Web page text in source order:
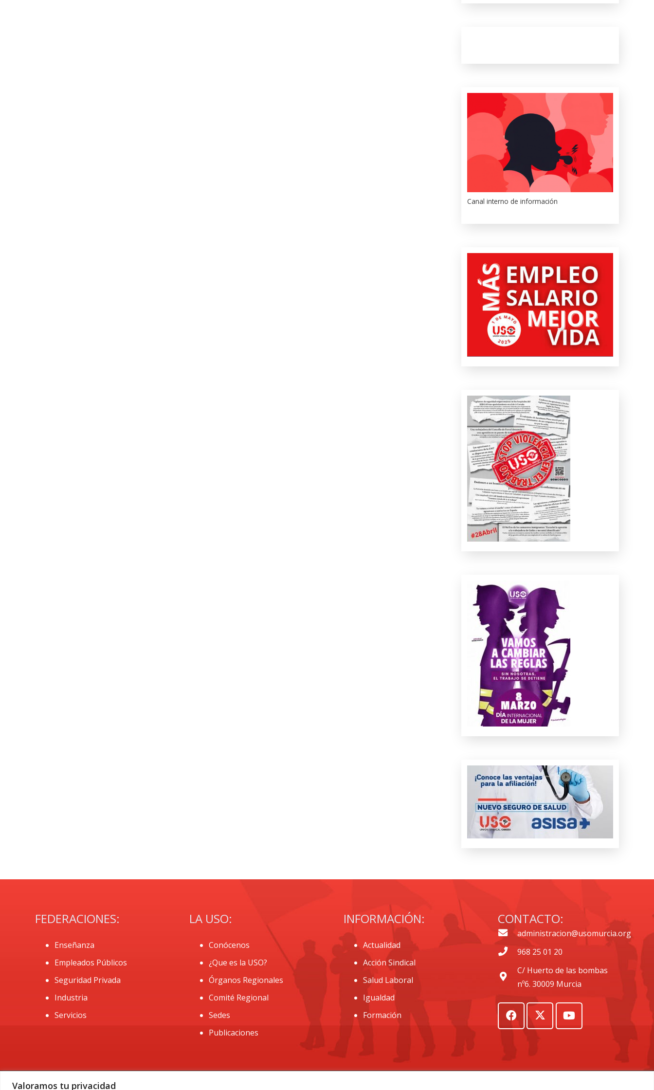
Valoramos tu privacidad
Canal interno de información
FEDERACIONES:
Enseñanza
Empleados Públicos
Seguridad Privada
Industria
Servicios
LA USO:
Conócenos
¿Que es la USO?
Órganos Regionales
Comité Regional
Sedes
Publicaciones
INFORMACIÓN:
Actualidad
Acción Sindical
Salud Laboral
Igualdad
Formación
CONTACTO:
administracion@usomurcia.org
968 25 01 20
C/ Huerto de las bombas
nº6. 30009 Murcia